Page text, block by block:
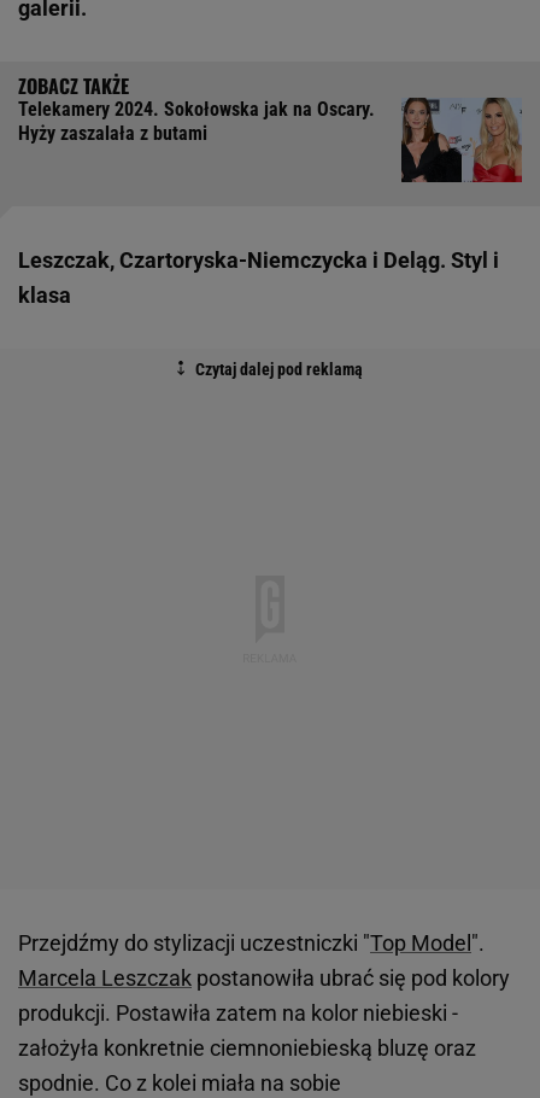
galerii.
Telekamery 2024. Sokołowska jak na Oscary.
Hyży zaszalała z butami
Leszczak, Czartoryska-Niemczycka i Deląg. Styl i
klasa
Przejdźmy do stylizacji uczestniczki "Top Model ".
Marcela Leszczak postanowiła ubrać się pod kolory
produkcji. Postawiła zatem na kolor niebieski -
założyła konkretnie ciemnoniebieską bluzę oraz
spodnie. Co z kolei miała na sobie